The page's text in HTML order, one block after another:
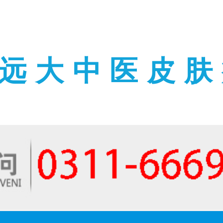
大中医皮